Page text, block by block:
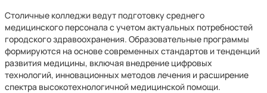
Столичные колледжи ведут подготовку среднего
медицинского персонала с учетом актуальных потребностей
городского здравоохранения. Образовательные программы
формируются на основе современных стандартов и тенденций
развития медицины, включая внедрение цифровых
технологий, инновационных методов лечения и расширение
спектра высокотехнологичной медицинской помощи.